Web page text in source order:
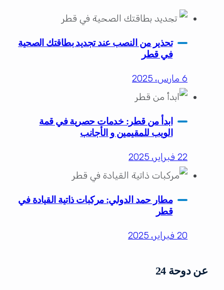
تحذير من النصب عند تجديد بطاقتك الصحية
في قطر
6 مارس، 2025
ابدأ من قطر: خدمات حصرية في قمة
الويب للمقيمين و الأجانب
22 فبراير، 2025
مطار حمد الدولي: مركبات ذاتية القيادة في
قطر
20 فبراير، 2025
عن دوحة 24